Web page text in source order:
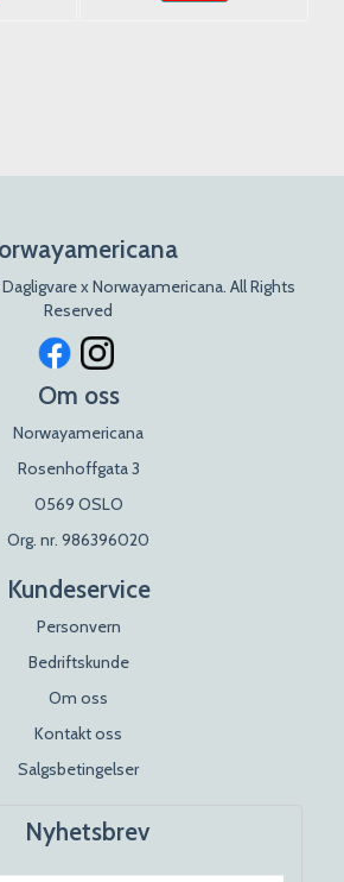
x Norwayamericana. All Rights
Reserved
Om oss
Norwayamericana
Rosenhoffgata 3
0569 OSLO
Org. nr. 986396020
Kundeservice
Personvern
Bedriftskunde
Om oss
Kontakt oss
Salgsbetingelser
Nyhetsbrev